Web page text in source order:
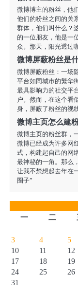
微博博主的粉丝，他
他们的粉丝之间的关
群体，他们叫什么？
的一位朋友，他是一
众。那天，阳光透过
微博屏蔽粉丝是
微博屏蔽粉丝：一场
平台如同城市的繁华
最具影响力的社交平
户。然而，在这个看
身，屏蔽了粉丝的视
微博主页怎么建
微博主页的粉丝群，
微博已经成为许多网
式，构建起自己的网
最神秘的一角。那么
让我不禁想起去年在
圈子”
一
二
3
4 5
10
11 12
17
18 19
24
25 26
31